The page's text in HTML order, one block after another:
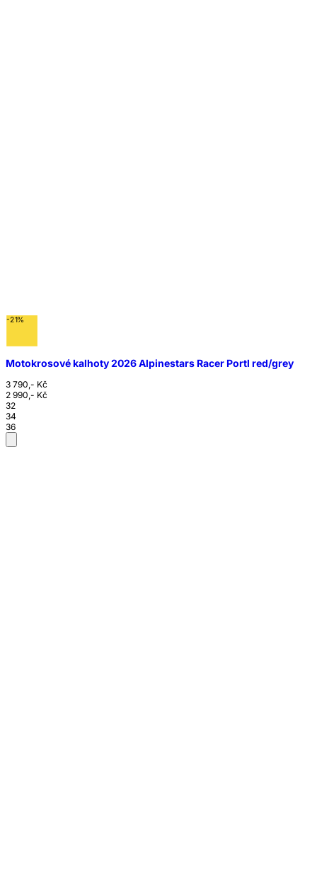
-21%
Motokrosové kalhoty 2026 Alpinestars Racer Portl red/grey
3 790,- Kč
2 990,- Kč
32
34
36